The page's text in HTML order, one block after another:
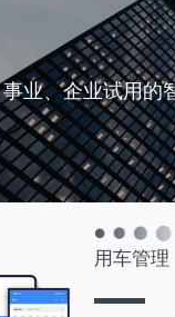
业、企业试用的
用车管理